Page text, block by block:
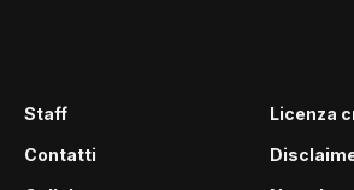
Staff
Contatti
Licenza